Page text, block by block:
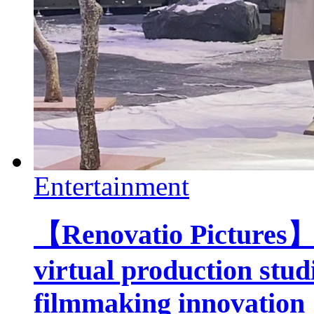
Entertainment
【Renovatio Pictures
virtual production
filmmaking innovation